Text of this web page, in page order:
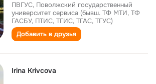
ПВГУС, Поволжский государственный
университет сервиса (бывш. ТФ МТИ, ТФ
ГАСБУ, ПТИС, ТГИС, ТГАС, ТГУС)
Добавить в друзья
Irina Krivcova